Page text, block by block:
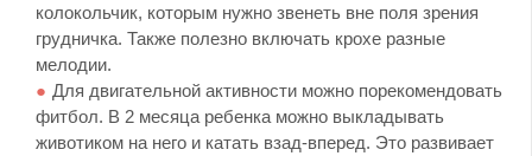
колокольчик, которым нужно звенеть вне поля зрения
грудничка. Также полезно включать крохе разные
мелодии.
Для двигательной активности можно порекомендовать
фитбол. В 2 месяца ребенка можно выкладывать
животиком на него и катать взад-вперед. Это развивает